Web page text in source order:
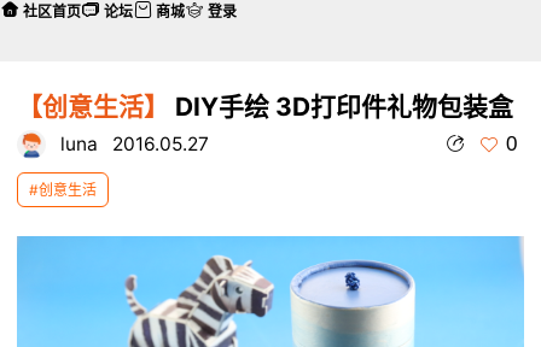
【创意生活】 DIY手绘 3D打印件礼物包装盒
luna 2016.05.27 0
#创意生活
社区首页 论坛 商城 登录